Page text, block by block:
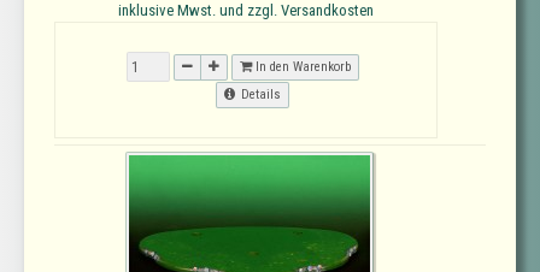
inklusive Mwst. und zzgl. Versandkosten
In den Warenkorb
Details